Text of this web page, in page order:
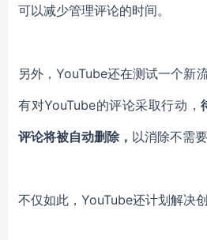
可以减少管理评论的时间。
另外，YouTube还在测试一个新
有对YouTube的评论采取行动 ，
评论将被自动删除， 以消除不需
不仅如此， YouTube还计划解决